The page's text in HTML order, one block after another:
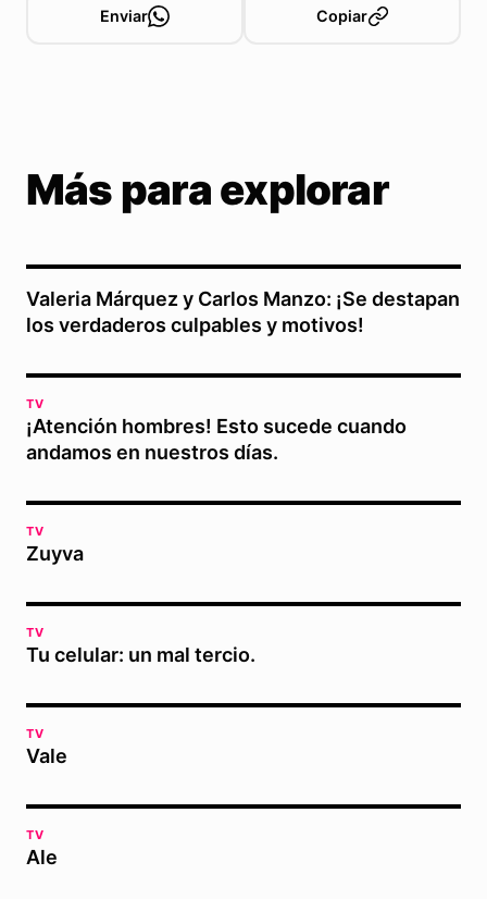
Enviar Copiar
Más para explorar
Valeria Márquez y Carlos Manzo: ¡Se destapan
los verdaderos culpables y motivos!
TV
¡Atención hombres! Esto sucede cuando
andamos en nuestros días.
TV
Zuyva
TV
Tu celular: un mal tercio.
TV
Vale
TV
Ale